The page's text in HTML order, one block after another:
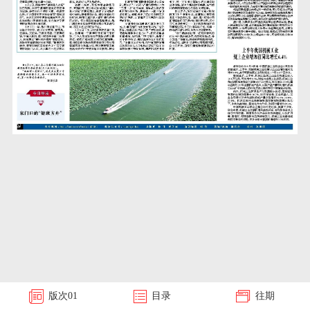
版次01 目录 往期